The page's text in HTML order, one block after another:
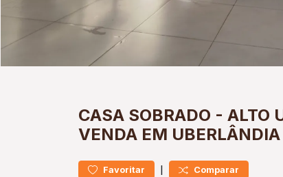
CASA SOBRADO - ALTO
VENDA EM UBERLÂNDIA
Favoritar | Comparar